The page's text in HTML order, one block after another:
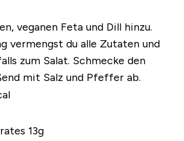
veganen Feta und Dill hinzu.
vermengst du alle Zutaten und
zum Salat. Schmecke den
mit Salz und Pfeffer ab.
13g